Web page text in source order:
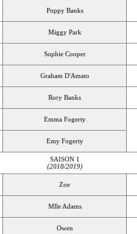
Poppy Banks
Miggy Park
Sophie Cooper
Graham D'Amato
Rory Banks
Emma Fogerty
Emy Fogerty
SAISON 1
(2018/2019)
Zoe
Mlle Adams
Owen